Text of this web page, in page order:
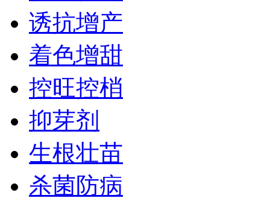
诱抗增产
着色增甜
控旺控梢
抑芽剂
生根壮苗
杀菌防病